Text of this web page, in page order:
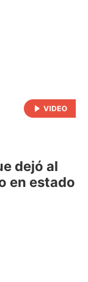
dejó al
en estado